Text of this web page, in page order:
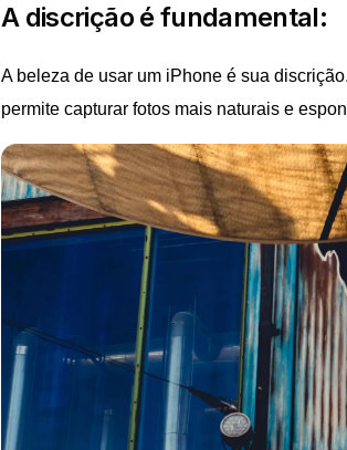
A discrição é fundamental:
A beleza de usar um iPhone é sua
permite capturar fotos mais naturais e